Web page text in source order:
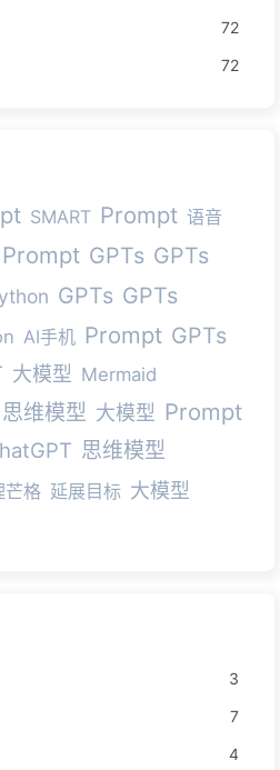
72
72
SMART Prompt 语音
Prompt GPTs GPTs
GPTs GPTs
AI手机 Prompt GPTs
大模型 Mermaid
思维模型 大模型 Prompt
思维模型
芒格 延展目标 大模型
3
7
4